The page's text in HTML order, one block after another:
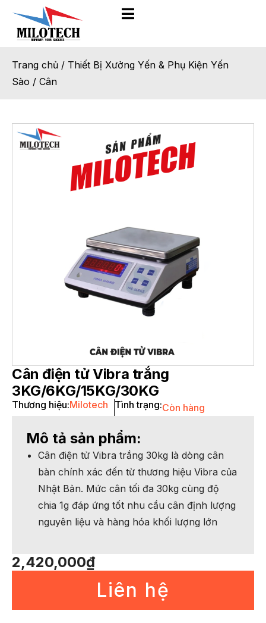
Trang chủ / Thiết Bị Xưởng Yến & Phụ Kiện Yến
Sào / Cân
Cân điện tử Vibra trắng
3KG/6KG/15KG/30KG
Thương hiệu:Milotech Tình trạng:Còn hàng
Mô tả sản phẩm:
Cân điện tử Vibra trắng 30kg là dòng cân
bàn chính xác đến từ thương hiệu Vibra của
Nhật Bản. Mức cân tối đa 30kg cùng độ
chia 1g đáp ứng tốt nhu cầu cân định lượng
nguyên liệu và hàng hóa khối lượng lớn
2,420,000₫
Liên hệ